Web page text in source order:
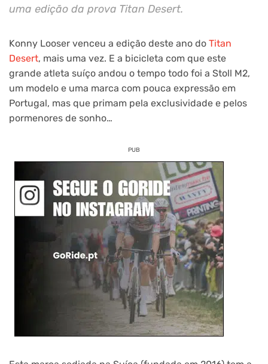
uma edição da prova Titan Desert.
Konny Looser venceu a edição deste ano do Titan
Desert, mais uma vez. E a bicicleta com que este
grande atleta suíço andou o tempo todo foi a Stoll M2,
um modelo e uma marca com pouca expressão em
Portugal, mas que primam pela exclusividade e pelos
pormenores de sonho…
PUB